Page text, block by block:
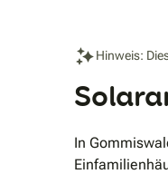
Hinweis:
In